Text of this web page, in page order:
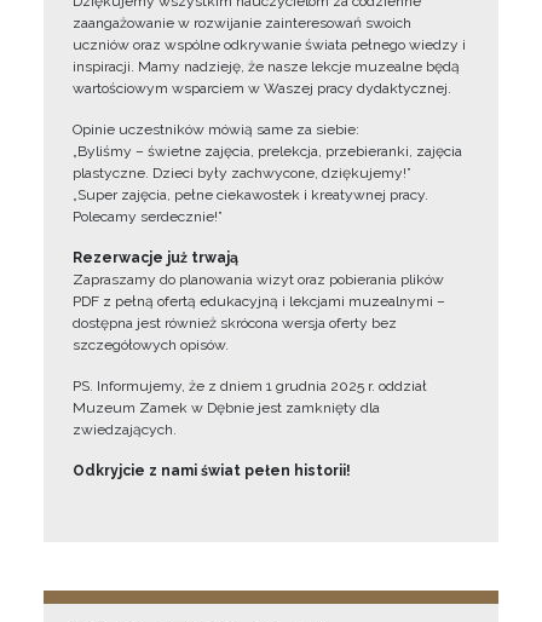
zaangażowanie w rozwijanie zainteresowań swoich
uczniów oraz wspólne odkrywanie świata pełnego wiedzy i
inspiracji. Mamy nadzieję, że nasze lekcje muzealne będą
wartościowym wsparciem w Waszej pracy dydaktycznej.
Opinie uczestników mówią same za siebie:
„Byliśmy – świetne zajęcia, prelekcja, przebieranki, zajęcia
plastyczne. Dzieci były zachwycone, dziękujemy!”
„Super zajęcia, pełne ciekawostek i kreatywnej pracy.
Polecamy serdecznie!”
Rezerwacje już trwają
Zapraszamy do planowania wizyt oraz pobierania plików
PDF z pełną ofertą edukacyjną i lekcjami muzealnymi –
dostępna jest również skrócona wersja oferty bez
szczegółowych opisów.
PS. Informujemy, że z dniem 1 grudnia 2025 r. oddział
Muzeum Zamek w Dębnie jest zamknięty dla
zwiedzających.
Odkryjcie z nami świat pełen historii!